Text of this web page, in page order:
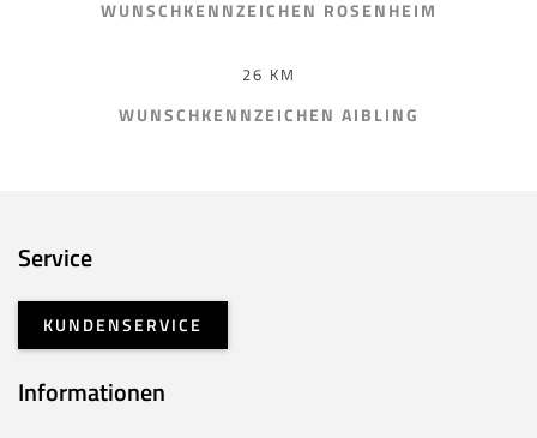
WUNSCHKENNZEICHEN ROSENHEIM
26 KM
WUNSCHKENNZEICHEN AIBLING
Service
KUNDENSERVICE
Informationen